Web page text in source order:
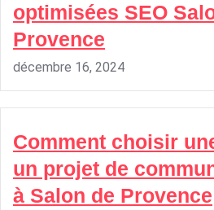
optimisées SEO
Provence
décembre 16, 2024
Comment choisir
un projet de
à Salon de Provence